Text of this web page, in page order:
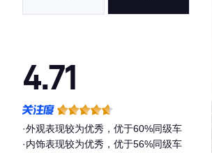
4.71
·外观表现较为优秀，优于60%同级车
·内饰表现较为优秀，优于56%同级车